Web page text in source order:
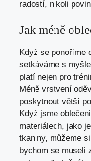
radostí, nikoli
Jak méně
Když se ponoříme
setkáváme s
platí nejen pro
Méně vrstvení
poskytnout větší
Když jsme
materiálech, jako
tkaniny, můžeme
bychom se museli